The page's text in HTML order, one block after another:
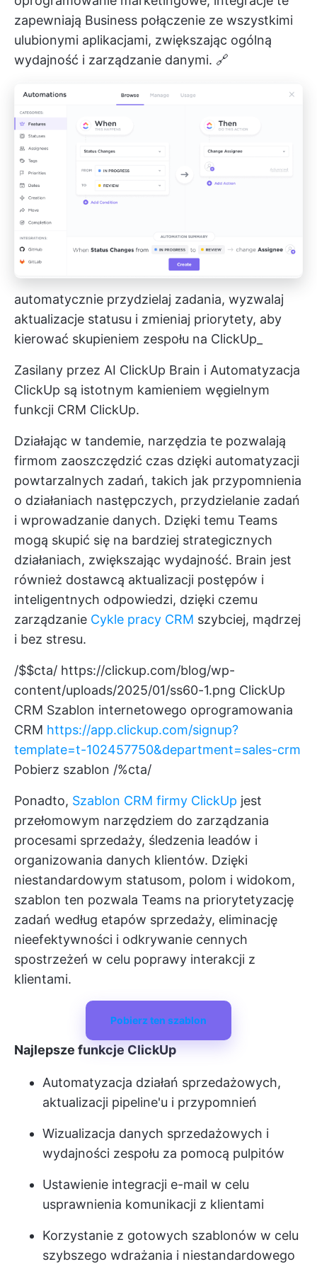
zapewniają Business połączenie ze wszystkimi
ulubionymi aplikacjami, zwiększając ogólną
wydajność i zarządzanie danymi. 🔗
automatycznie przydzielaj zadania, wyzwalaj
aktualizacje statusu i zmieniaj priorytety, aby
kierować skupieniem zespołu na ClickUp_
Zasilany przez AI ClickUp Brain i Automatyzacja
ClickUp są istotnym kamieniem węgielnym
funkcji CRM ClickUp.
Działając w tandemie, narzędzia te pozwalają
firmom zaoszczędzić czas dzięki automatyzacji
powtarzalnych zadań, takich jak przypomnienia
o działaniach następczych, przydzielanie zadań
i wprowadzanie danych. Dzięki temu Teams
mogą skupić się na bardziej strategicznych
działaniach, zwiększając wydajność. Brain jest
również dostawcą aktualizacji postępów i
inteligentnych odpowiedzi, dzięki czemu
zarządzanie Cykle pracy CRM szybciej, mądrzej
i bez stresu.
/$$cta/ https://clickup.com/blog/wp-
content/uploads/2025/01/ss60-1.png ClickUp
CRM Szablon internetowego oprogramowania
CRM https://app.clickup.com/signup?
template=t-102457750&department=sales-crm
Pobierz szablon /%cta/
Ponadto, Szablon CRM firmy ClickUp jest
przełomowym narzędziem do zarządzania
procesami sprzedaży, śledzenia leadów i
organizowania danych klientów. Dzięki
niestandardowym statusom, polom i widokom,
szablon ten pozwala Teams na priorytetyzację
zadań według etapów sprzedaży, eliminację
nieefektywności i odkrywanie cennych
spostrzeżeń w celu poprawy interakcji z
klientami.
Pobierz ten szablon
Najlepsze funkcje ClickUp
Automatyzacja działań sprzedażowych,
aktualizacji pipeline'u i przypomnień
Wizualizacja danych sprzedażowych i
wydajności zespołu za pomocą pulpitów
Ustawienie integracji e-mail w celu
usprawnienia komunikacji z klientami
Korzystanie z gotowych szablonów w celu
szybszego wdrażania i niestandardowego